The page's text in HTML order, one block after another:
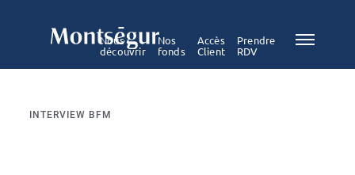
Nous
découvrir
Nos
fonds
Accès
Client
Prendre
RDV
INTERVIEW BFM